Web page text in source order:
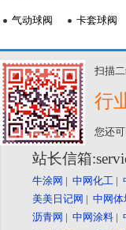
气动球阀 卡套球阀
扫描
行
您还
站长信箱
牛涂网 | 中网化工 |
美美日记网 | 中网体
沥青网 | 中网涂料 |